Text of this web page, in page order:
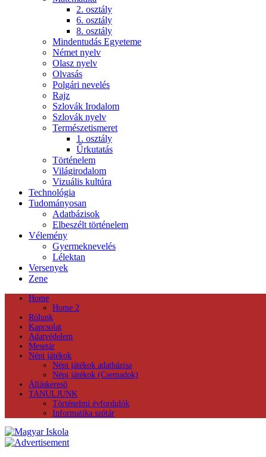
2. osztály
6. osztály
8. osztály
Mindentudás Egyeteme
Német nyelv
Olasz nyelv
Olvasás
Polgári nevelés
Rajz
Szlovák Irodalom
Szlovák nyelv
Természetismeret
1. osztály
Űrkutatás
Történelem
Világirodalom
Vizuális kultúra
Technológia
Tudományosan
Adatbázisok
Elbeszélt történelem
Vélemény
Gyermeknevelés
Lélektan
Versenyek
Zene
Home
Home 2
Rólunk
Kapcsolat
Adatvédelem
Mesetár
Népi játékok
Népi játékok adatbázisa
Népi játékok (Csemadok)
Álláskereső
TANULJUNK
Történelmi évfordulók
Informatika szótár